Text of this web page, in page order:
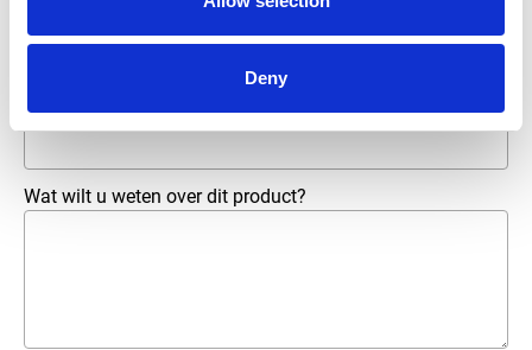
Deny
Telefoonnummer
E-mailadres *
Wat wilt u weten over dit product?